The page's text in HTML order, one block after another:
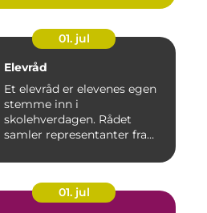
01. jul
Elevråd
Et elevråd er elevenes egen
stemme inn i
skolehverdagen. Rådet
samler representanter fra
01. jul